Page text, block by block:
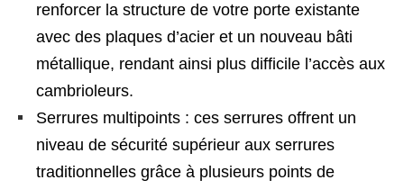
renforcer la structure de votre porte existante
avec des plaques d’acier et un nouveau bâti
métallique, rendant ainsi plus difficile l’accès aux
cambrioleurs.
Serrures multipoints : ces serrures offrent un
niveau de sécurité supérieur aux serrures
traditionnelles grâce à plusieurs points de